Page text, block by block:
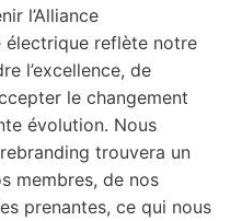
l’Alliance
électrique reflète notre
l’excellence, de
le changement
évolution. Nous
trouvera un
membres, de nos
prenantes, ce qui nous